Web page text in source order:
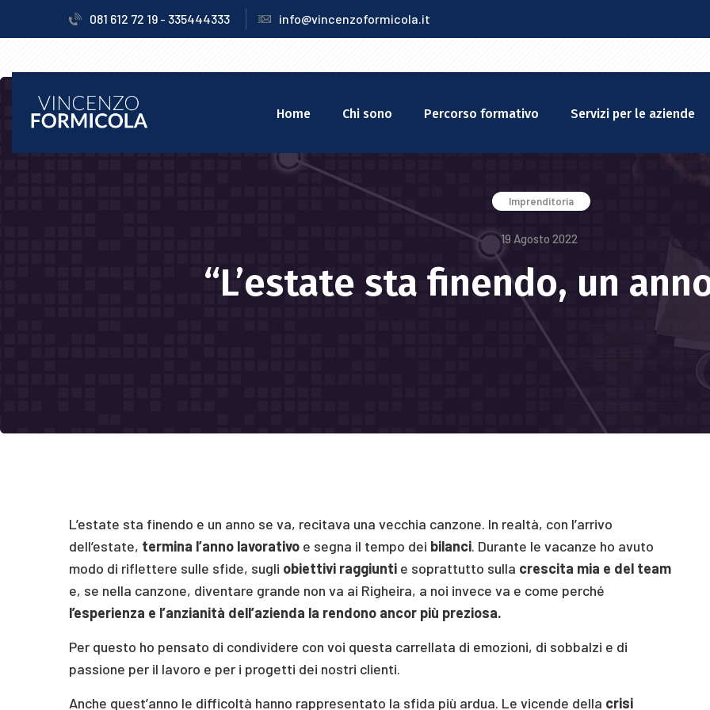
081 612 72 19 - 335444333 info@vincenzoformicola.it
Home Chi sono Percorso formativo Servizi per le aziende
Imprenditoria
19 Agosto 2022
“L’estate sta finendo, un
L’estate sta finendo e un anno se va, recitava una vecchia canzone. In realtà, con l’arrivo
dell’estate, termina l’anno lavorativo e segna il tempo dei bilanci. Durante le vacanze ho avuto
modo di riflettere sulle sfide, sugli obiettivi raggiunti e soprattutto sulla crescita mia e del team
e, se nella canzone, diventare grande non va ai Righeira, a noi invece va e come perché
l’esperienza e l’anzianità dell’azienda la rendono ancor più preziosa.
Per questo ho pensato di condividere con voi questa carrellata di emozioni, di sobbalzi e di
passione per il lavoro e per i progetti dei nostri clienti.
Anche quest’anno le difficoltà hanno rappresentato la sfida più ardua. Le vicende della crisi